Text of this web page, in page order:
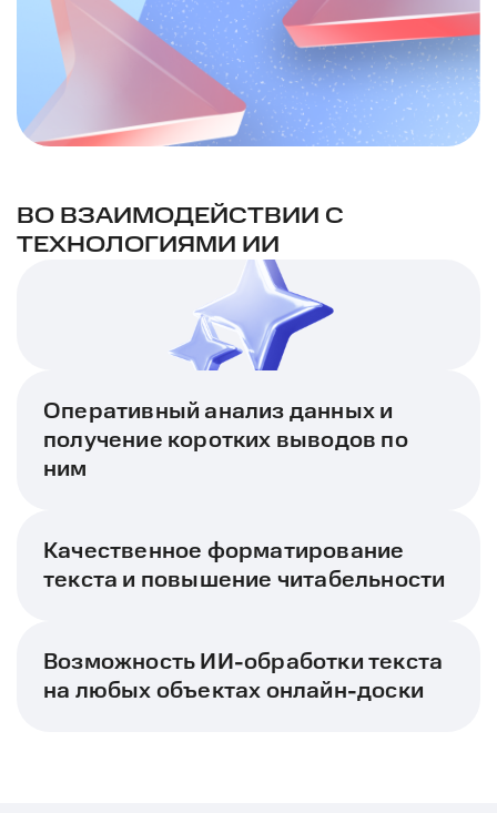
ВО ВЗАИМОДЕЙСТВИИ С
ТЕХНОЛОГИЯМИ ИИ
Оперативный анализ данных и
получение коротких выводов по
ним
Качественное форматирование
текста и повышение читабельности
Возможность ИИ-обработки текста
на любых объектах онлайн-доски